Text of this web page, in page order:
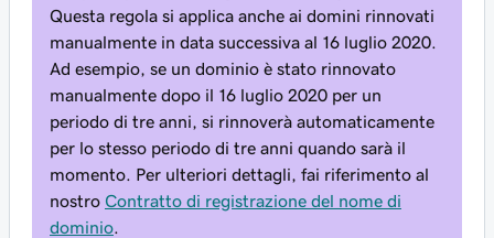
Questa regola si applica anche ai domini rinnovati
manualmente in data successiva al 16 luglio 2020.
Ad esempio, se un dominio è stato rinnovato
manualmente dopo il 16 luglio 2020 per un
periodo di tre anni, si rinnoverà automaticamente
per lo stesso periodo di tre anni quando sarà il
momento. Per ulteriori dettagli, fai riferimento al
nostro Contratto di registrazione del nome di
dominio